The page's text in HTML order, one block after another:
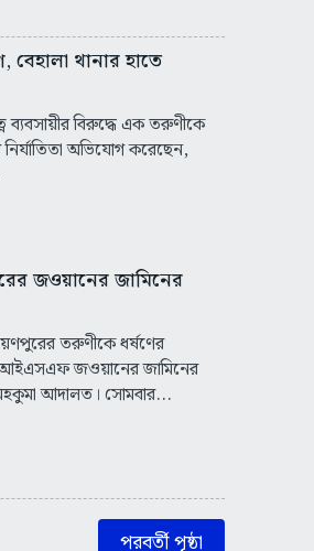
থানার হাতে
ব্যবসায়ীর বিরুদ্ধে এক তরুণীকে
অভিযোগ করেছেন,
জওয়ানের ‌জামিনের
তরুণীকে ধর্ষণের
জওয়ানের জামিনের
আদালত। সোমবার...
পরবর্তী পৃষ্ঠা